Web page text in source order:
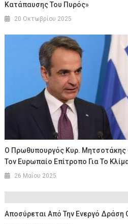
Κατάπαυσης Του Πυρός»
20 Οκτωβρίου 2025
Ο Πρωθυπουργός Κυρ. Μητσοτάκης
Τον Ευρωπαίο Επίτροπο Για Το
26 Μαΐου 2025
Αποσύρεται Από Την Ενεργό Δράση